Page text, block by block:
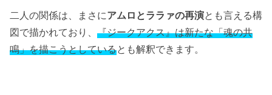
二人の関係は、まさにアムロとララァの再演とも言える構
図で描かれており、 『ジークアクス』は新たな「魂の共
鳴」を描こうとしているとも解釈できます。